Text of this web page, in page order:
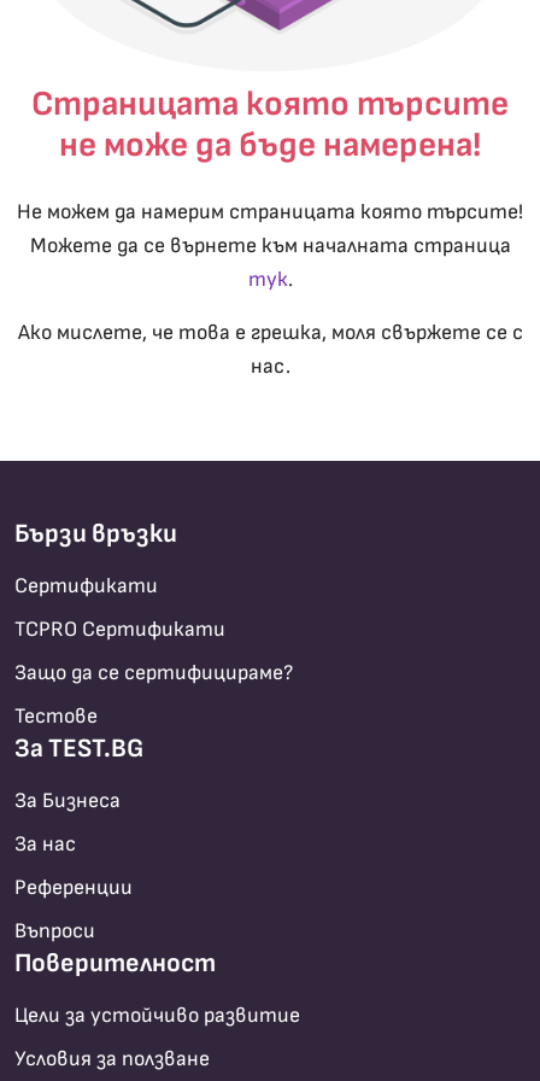
Страницата която търсите
не може да бъде намерена!
Не можем да намерим страницата която търсите!
Можете да се върнете към началната страница
тук.
Ако мислете, че това е грешка, моля свържете се с
нас.
Бързи връзки
Сертификати
TCPRO Сертификати
Защо да се сертифицираме?
Тестове
За TEST.BG
За Бизнеса
За нас
Референции
Въпроси
Поверителност
Цели за устойчиво развитие
Условия за ползване